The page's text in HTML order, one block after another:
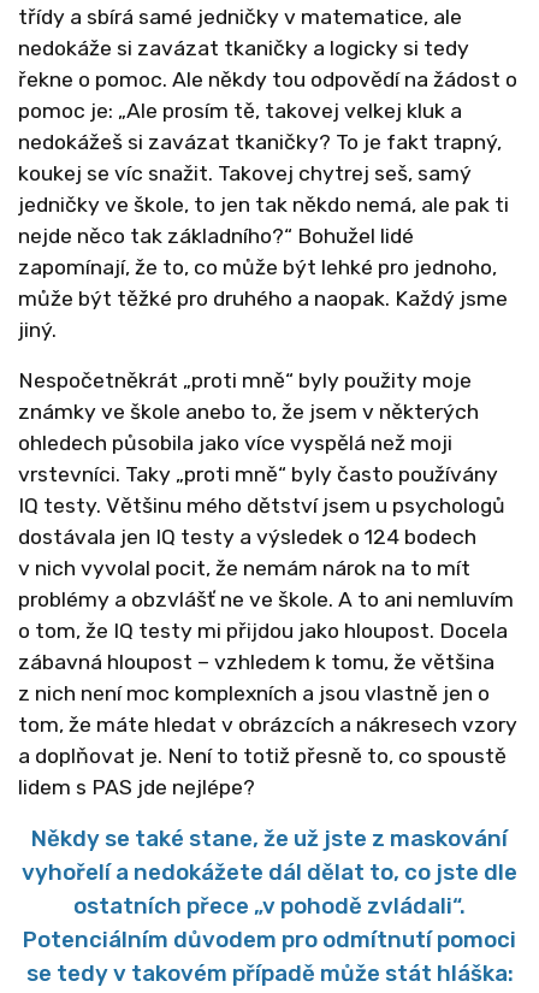
třídy a sbírá samé jedničky v matematice, ale
nedokáže si zavázat tkaničky a logicky si tedy
řekne o pomoc. Ale někdy tou odpovědí na žádost o
pomoc je: „Ale prosím tě, takovej velkej kluk a
nedokážeš si zavázat tkaničky? To je fakt trapný,
koukej se víc snažit. Takovej chytrej seš, samý
jedničky ve škole, to jen tak někdo nemá, ale pak ti
nejde něco tak základního?“ Bohužel lidé
zapomínají, že to, co může být lehké pro jednoho,
může být těžké pro druhého a naopak. Každý jsme
jiný.
Nespočetněkrát „proti mně“ byly použity moje
známky ve škole anebo to, že jsem v některých
ohledech působila jako více vyspělá než moji
vrstevníci. Taky „proti mně“ byly často používány
IQ testy. Většinu mého dětství jsem u psychologů
dostávala jen IQ testy a výsledek o 124 bodech
v nich vyvolal pocit, že nemám nárok na to mít
problémy a obzvlášť ne ve škole. A to ani nemluvím
o tom, že IQ testy mi přijdou jako hloupost. Docela
zábavná hloupost – vzhledem k tomu, že většina
z nich není moc komplexních a jsou vlastně jen o
tom, že máte hledat v obrázcích a nákresech vzory
a doplňovat je. Není to totiž přesně to, co spoustě
lidem s PAS jde nejlépe?
Někdy se také stane, že už jste z maskování
vyhořelí a nedokážete dál dělat to, co jste dle
ostatních přece „v pohodě zvládali“.
Potenciálním důvodem pro odmítnutí pomoci
se tedy v takovém případě může stát hláška: